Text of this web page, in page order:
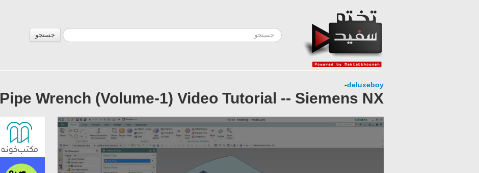
جستجو
deluxeboy
-
Pipe Wrench (Volume-1) Video Tutorial -- Siemens NX